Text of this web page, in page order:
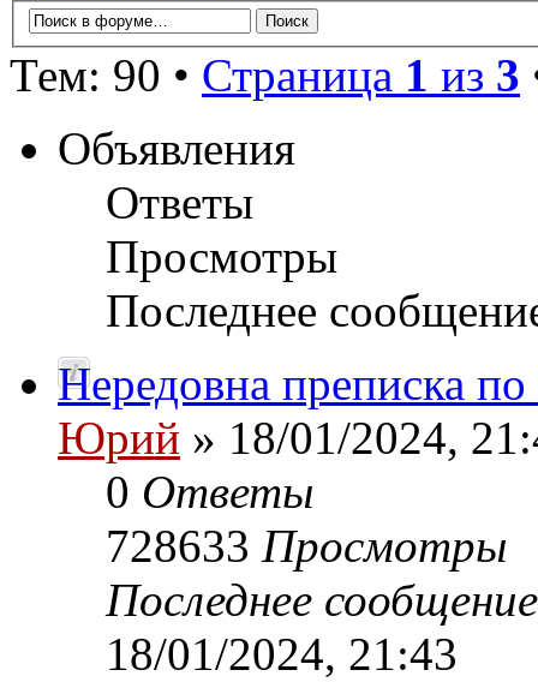
Тем: 90 • Страница 1 из 3
Объявления
Ответы
Просмотры
Последнее
Нередовна преписка
Юрий » 18/01/2024,
0 Ответы
728633 Просмотры
Последнее
18/01/2024, 21:43